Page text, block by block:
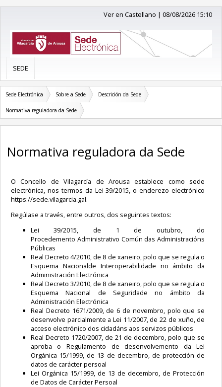
Ver en Castellano |08/08/2026 15:10
SEDE
Sede Electrónica Sobre a Sede Descrición da Sede
Normativa reguladora da Sede
Normativa reguladora da Sede
O Concello de Vilagarcía de Arousa establece como sede
electrónica, nos termos da Lei 39/2015, o enderezo electrónico
https://sede.vilagarcia.gal.
Regúlase a través, entre outros, dos seguintes textos:
Lei 39/2015, de 1 de outubro, do
Procedemento Administrativo Común das Administracións
Públicas
Real Decreto 4/2010, de 8 de xaneiro, polo que se regula o
Esquema Nacionalde Interoperabilidade no ámbito da
Administración Electrónica
Real Decreto 3/2010, de 8 de xaneiro, polo que se regula o
Esquema Nacional de Seguridade no ámbito da
Administración Electrónica
Real Decreto 1671/2009, de 6 de novembro, polo que se
desenvolve parcialmente a Lei 11/2007, de 22 de xuño, de
acceso electrónico dos cidadáns aos servizos públicos
Real Decreto 1720/2007, de 21 de decembro, polo que se
aproba o Regulamento de desenvolvemento da Lei
Orgánica 15/1999, de 13 de decembro, de protección de
datos de carácter persoal
Lei Orgánica 15/1999, de 13 de decembro, de Protección
de Datos de Carácter Persoal